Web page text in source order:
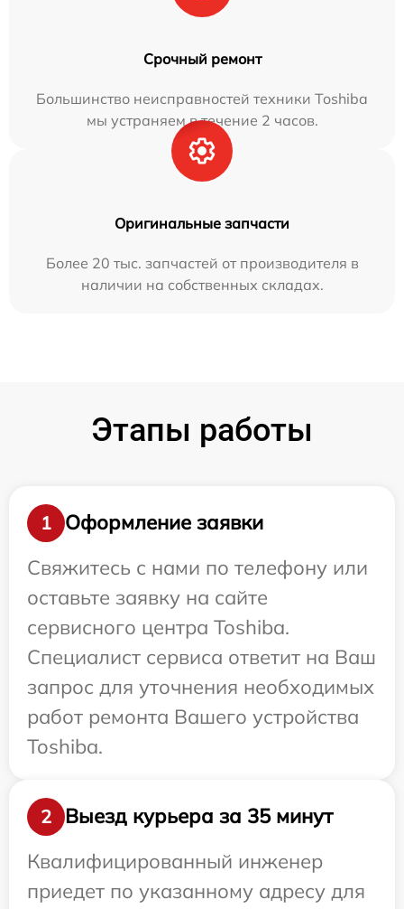
Срочный ремонт
Большинство неисправностей техники Toshiba
мы устраняем в течение 2 часов.
Оригинальные запчасти
Более 20 тыс. запчастей от производителя в
наличии на собственных складах.
Этапы работы
1
Оформление заявки
Свяжитесь с нами по телефону или
оставьте заявку на сайте
сервисного центра Toshiba.
Специалист сервиса ответит на Ваш
запрос для уточнения необходимых
работ ремонта Вашего устройства
Toshiba.
2
Выезд курьера за 35 минут
Квалифицированный инженер
приедет по указанному адресу для